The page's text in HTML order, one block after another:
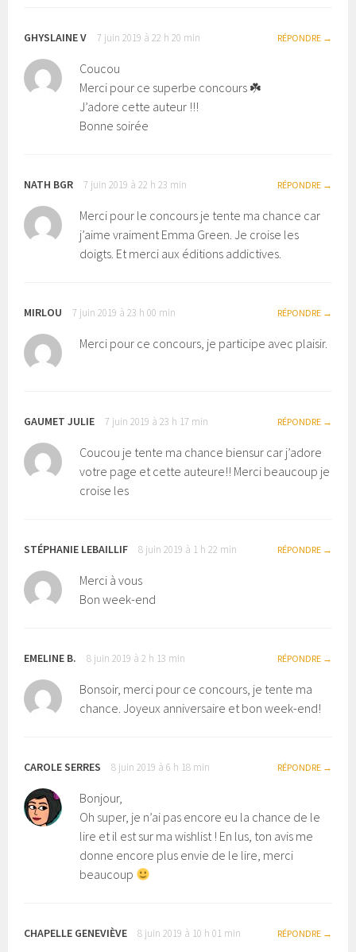
GHYSLAINE V 7 juin 2019 à 22 h 20 min RÉPONDRE
Coucou
Merci pour ce superbe concours ☘️
J’adore cette auteur !!!
Bonne soirée
NATH BGR 7 juin 2019 à 22 h 23 min RÉPONDRE
Merci pour le concours je tente ma chance car
j’aime vraiment Emma Green. Je croise les
doigts. Et merci aux éditions addictives.
MIRLOU 7 juin 2019 à 23 h 00 min RÉPONDRE
Merci pour ce concours, je participe avec plaisir.
GAUMET JULIE 7 juin 2019 à 23 h 17 min RÉPONDRE
Coucou je tente ma chance biensur car j’adore
votre page et cette auteure!! Merci beaucoup je
croise les
STÉPHANIE LEBAILLIF 8 juin 2019 à 1 h 22 min RÉPONDRE
Merci à vous
Bon week-end
EMELINE B. 8 juin 2019 à 2 h 13 min RÉPONDRE
Bonsoir, merci pour ce concours, je tente ma
chance. Joyeux anniversaire et bon week-end!
CAROLE SERRES 8 juin 2019 à 6 h 18 min RÉPONDRE
Bonjour,
Oh super, je n’ai pas encore eu la chance de le
lire et il est sur ma wishlist ! En lus, ton avis me
donne encore plus envie de le lire, merci
beaucoup
CHAPELLE GENEVIÈVE 8 juin 2019 à 10 h 01 min RÉPONDRE